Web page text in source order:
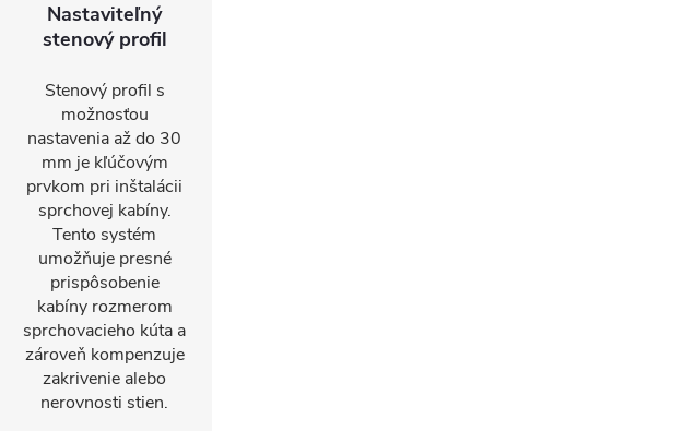
Nastaviteľný
stenový profil
Stenový profil s
možnosťou
nastavenia až do 30
mm je kľúčovým
prvkom pri inštalácii
sprchovej kabíny.
Tento systém
umožňuje presné
prispôsobenie
kabíny rozmerom
sprchovacieho kúta a
zároveň kompenzuje
zakrivenie alebo
nerovnosti stien.